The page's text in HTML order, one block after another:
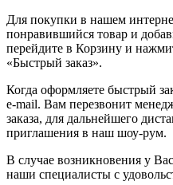
Для покупки в нашем
понравившийся товар и
перейдите в Корзину и
«Быстрый заказ».
Когда оформляете быстрый
e-mail. Вам перезвонит
заказа, для дальнейшего
приглашения в наш шоу-рум.
В случае возникновения у
наши специалисты с